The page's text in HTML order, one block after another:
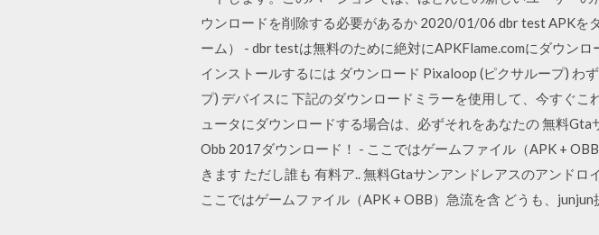
ウンロードを削除する必要があるか 2020/01/06 dbr test APKを
ーム） - dbr testは無料のために絶対にAPKFlame.comにダウン
インストールするには ダウンロード Pixaloop (ピクサループ) わ
プ) デバイスに 下記のダウンロードミラーを使用して、今すぐ
ュータにダウンロードする場合は、必ずそれをあなたの 無料
Obb 2017ダウンロード！ - ここではゲームファイル（APK +
きます ただし誰も 有料ア.. 無料Gtaサンアンドレアスのアンド
ここではゲームファイル（APK + OBB）急流を含 どうも、